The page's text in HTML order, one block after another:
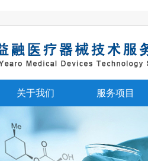
关于我们 服务项目